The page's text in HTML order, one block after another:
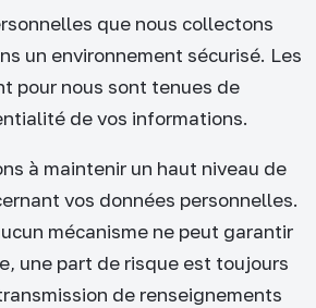
que nous collectons
un environnement sécurisé. Les
pour nous sont tenues de
de vos informations.
à maintenir un haut niveau de
vos données personnelles.
mécanisme ne peut garantir
une part de risque est toujours
de renseignements